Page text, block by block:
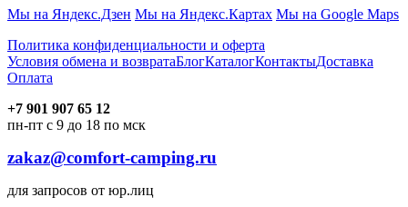
Мы на Яндекс.Дзен Мы на Яндекс.Картах Мы на Google Maps
Политика конфиденциальности и оферта
Условия обмена и возвратаБлогКаталогКонтактыДоставка
Оплата
+7 901 907 65 12
пн-пт с 9 до 18 по мск
zakaz@comfort-camping.ru
для запросов от юр.лиц